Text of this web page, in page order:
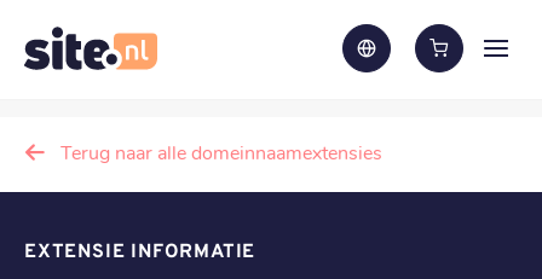
Terug naar alle domeinnaamextensies
EXTENSIE INFORMATIE